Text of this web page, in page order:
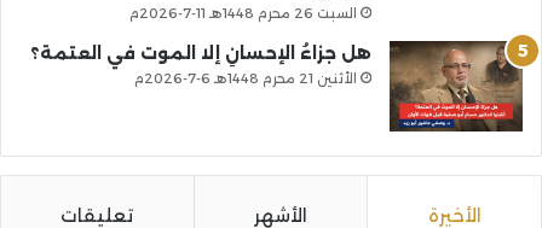
السبت 26 محرم 1448هـ 11-7-2026م
هل جزاءُ الإحسانِ إلا الموت في العتمة؟
الأثنين 21 محرم 1448هـ 6-7-2026م
الأخيرة الأشهر تعليقات